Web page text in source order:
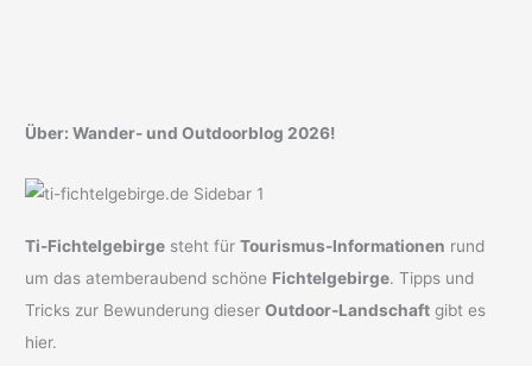
Über: Wander- und Outdoorblog 2026!
Ti-Fichtelgebirge steht fürTourismus-Informationen rund
um das atemberaubend schöne Fichtelgebirge. Tipps und
Tricks zur Bewunderung dieserOutdoor-Landschaft gibt es
hier.